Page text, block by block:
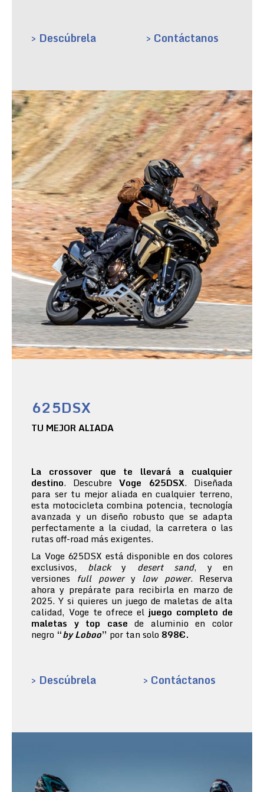
> Descúbrela > Contáctanos
625DSX
TU MEJOR ALIADA
La crossover que te llevará a cualquier
destino. Descubre Voge 625DSX. Diseñada
para ser tu mejor aliada en cualquier terreno,
esta motocicleta combina potencia, tecnología
avanzada y un diseño robusto que se adapta
perfectamente a la ciudad, la carretera o las
rutas off-road más exigentes.
La Voge 625DSX está disponible en dos colores
exclusivos, blacky desert sand, y en
versiones full powery low power. Reserva
ahora y prepárate para recibirla en marzo de
2025. Y si quieres un juego de maletas de alta
calidad, Voge te ofrece el juego completo de
maletas y top case de aluminio en color
negro “by Loboo” por tan solo 898€.
> Descúbrela > Contáctanos